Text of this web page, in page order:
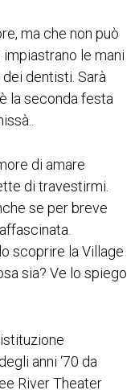
ma che non può
le mani
dentisti. Sarà
la seconda festa
di amare
di travestirmi.
se per breve
scoprire la Village
sia? Ve lo spiego
anni ‘70 da
River Theater